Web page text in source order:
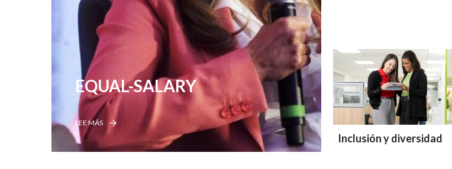
EQUAL-SALARY
LEE MÁS
Inclusión y diversidad